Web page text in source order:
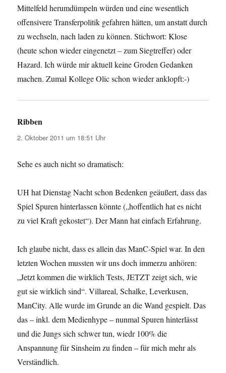
Mittelfeld herumdümpeln würden und eine wesentlich
offensivere Transferpolitik gefahren hätten, um anstatt durch
zu wechseln, nach laden zu können. Stichwort: Klose
(heute schon wieder eingenetzt – zum Siegtreffer) oder
Hazard. Ich würde mir aktuell keine Groden Gedanken
machen. Zumal Kollege Olic schon wieder anklopft:-)
Ribben
2. Oktober 2011 um 18:51 Uhr
Sehe es auch nicht so dramatisch:
UH hat Dienstag Nacht schon Bedenken geäußert, dass das
Spiel Spuren hinterlassen könnte („hoffentlich hat es nicht
zu viel Kraft gekostet“). Der Mann hat einfach Erfahrung.
Ich glaube nicht, dass es allein das ManC-Spiel war. In den
letzten Wochen mussten wir uns doch immerzu anhören:
„Jetzt kommen die wirklich Tests, JETZT zeigt sich, wie
gut sie wirklich sind“. Villareal, Schalke, Leverkusen,
ManCity. Alle wurde im Grunde an die Wand gespielt. Das
das – inkl. dem Medienhype – nunmal Spuren hinterlässt
und die Jungs sich schwer tun, wiedr 100% die
Anspannung für Sinsheim zu finden – für mich mehr als
Verständlich.